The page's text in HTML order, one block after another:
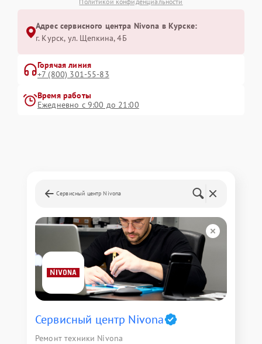
Адрес сервисного центра Nivona в Курске:
г. Курск, ул. Щепкина, 4Б
Горячая линия
+7 (800) 301-55-83
Время работы
Ежедневно с 9:00 до 21:00
Сервисный центр Nivona
Сервисный центр Nivona
Ремонт техники Nivona